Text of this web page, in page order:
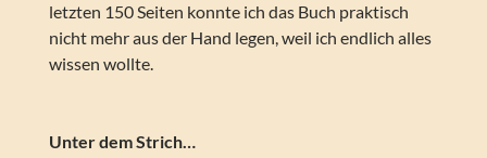
letzten 150 Seiten konnte ich das Buch praktisch
nicht mehr aus der Hand legen, weil ich endlich alles
wissen wollte.
Unter dem Strich…